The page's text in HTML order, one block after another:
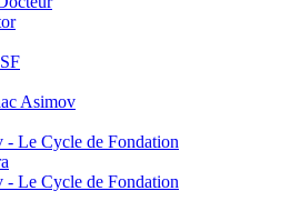
Asimov
- Le Cycle de Fondation
- Le Cycle de Fondation